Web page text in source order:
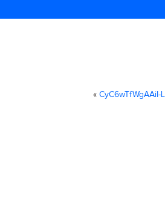
« CyC6wTfWgAAiI-L